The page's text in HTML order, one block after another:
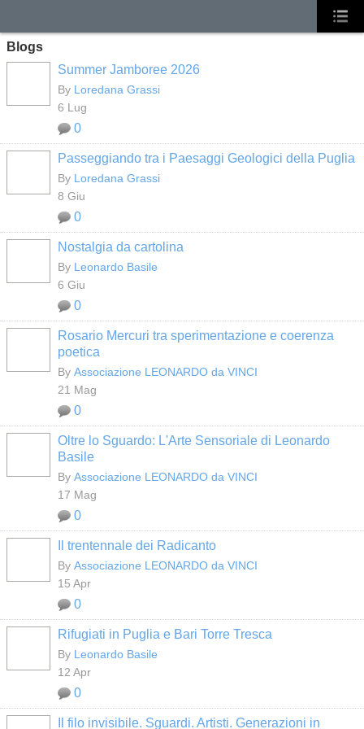
Blogs
Summer Jamboree 2026
By Loredana Grassi
6 Lug
0
Passeggiando tra i Paesaggi Geologici della Puglia
By Loredana Grassi
8 Giu
0
Nostalgia da cartolina
By Leonardo Basile
6 Giu
0
Rosario Mercuri tra sperimentazione e coerenza
poetica
By Associazione LEONARDO da VINCI
21 Mag
0
Oltre lo Sguardo: L'Arte Sensoriale di Leonardo
Basile
By Associazione LEONARDO da VINCI
17 Mag
0
Il trentennale dei Radicanto
By Associazione LEONARDO da VINCI
15 Apr
0
Rifugiati in Puglia e Bari Torre Tresca
By Leonardo Basile
12 Apr
0
Il filo invisibile. Sguardi. Artisti. Generazioni in